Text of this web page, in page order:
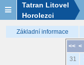
Tatran Litovel
Horolezci
Základní informace
<< <
31